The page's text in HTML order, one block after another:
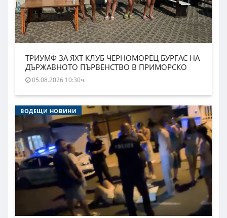
ТРИУМФ ЗА ЯХТ КЛУБ ЧЕРНОМОРЕЦ БУРГАС НА
ДЪРЖАВНОТО ПЪРВЕНСТВО В ПРИМОРСКО
05.08.2026 10:30ч.
ВОДЕЩИ НОВИНИ